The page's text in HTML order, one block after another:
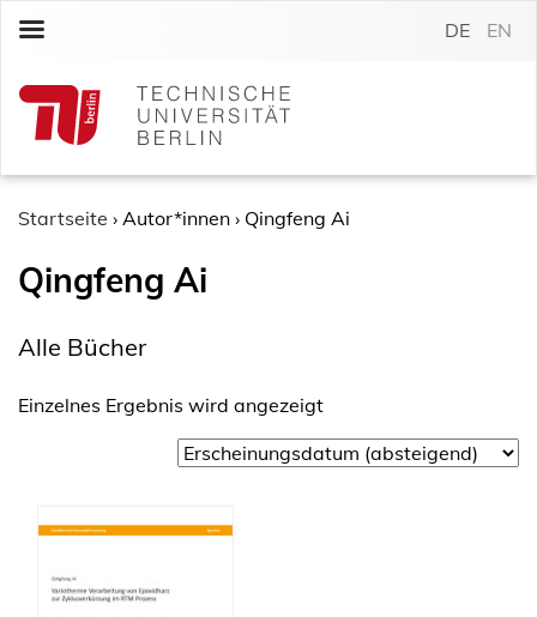
c
DE EN
Startseite › Autor*innen › Qingfeng Ai
Qingfeng Ai
Alle Bücher
Einzelnes Ergebnis wird angezeigt